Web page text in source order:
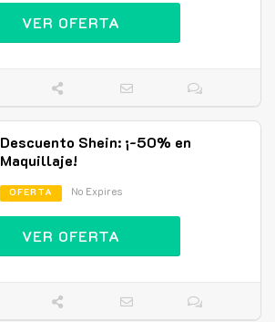
VER OFERTA
Descuento Shein: ¡-50% en
Maquillaje!
OFERTA No Expires
VER OFERTA